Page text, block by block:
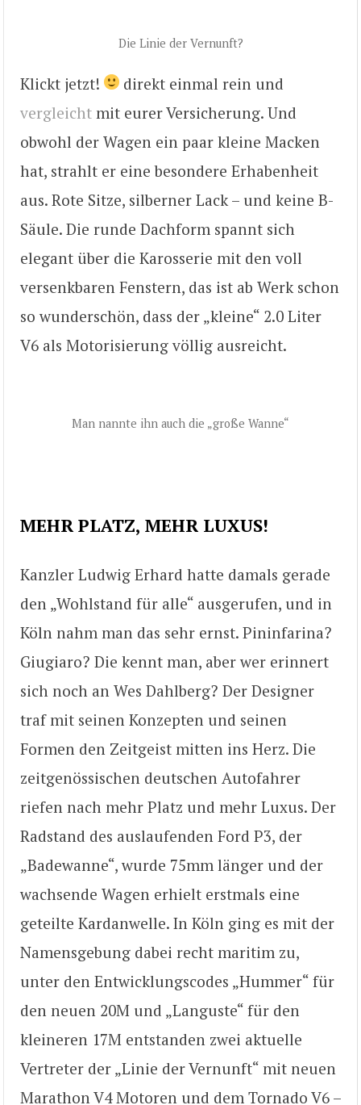
Die Linie der Vernunft?
Klickt jetzt!
direkt einmal rein und
vergleicht mit eurer Versicherung. Und
obwohl der Wagen ein paar kleine Macken
hat, strahlt er eine besondere Erhabenheit
aus. Rote Sitze, silberner Lack – und keine B-
Säule. Die runde Dachform spannt sich
elegant über die Karosserie mit den voll
versenkbaren Fenstern, das ist ab Werk schon
so wunderschön, dass der „kleine“ 2.0 Liter
V6 als Motorisierung völlig ausreicht.
Man nannte ihn auch die „große Wanne“
MEHR PLATZ, MEHR LUXUS!
Kanzler Ludwig Erhard hatte damals gerade
den „Wohlstand für alle“ ausgerufen, und in
Köln nahm man das sehr ernst. Pininfarina?
Giugiaro? Die kennt man, aber wer erinnert
sich noch an Wes Dahlberg? Der Designer
traf mit seinen Konzepten und seinen
Formen den Zeitgeist mitten ins Herz. Die
zeitgenössischen deutschen Autofahrer
riefen nach mehr Platz und mehr Luxus. Der
Radstand des auslaufenden Ford P3, der
„Badewanne“, wurde 75mm länger und der
wachsende Wagen erhielt erstmals eine
geteilte Kardanwelle. In Köln ging es mit der
Namensgebung dabei recht maritim zu,
unter den Entwicklungscodes „Hummer“ für
den neuen 20M und „Languste“ für den
kleineren 17M entstanden zwei aktuelle
Vertreter der „Linie der Vernunft“ mit neuen
Marathon V4 Motoren und dem Tornado V6 –